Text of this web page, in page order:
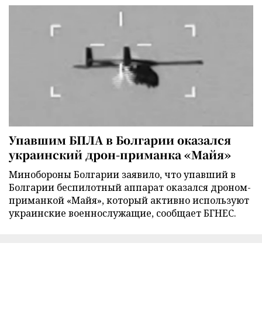
Упавшим БПЛА в Болгарии оказался
украинский дрон-приманка «Майя»
Минобороны Болгарии заявило, что упавший в
Болгарии беспилотный аппарат оказался дроном-
приманкой «Майя», который активно используют
украинские военнослужащие, сообщает БГНЕС.